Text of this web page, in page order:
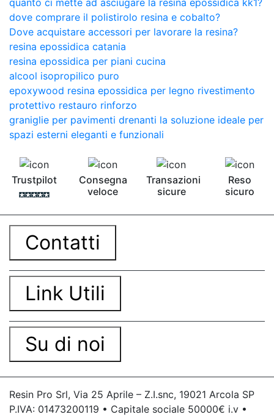
dove comprare il polistirolo resina e cobalto?
Dove acquistare accessori per lavorare la resina?
resina epossidica catania
resina epossidica per piani cucina
alcool isopropilico puro
epoxywood resina epossidica per legno rivestimento
protettivo restauro rinforzo
graniglie per pavimenti drenanti la soluzione ideale per
spazi esterni eleganti e funzionali
Trustpilot
Consegna
veloce
Transazioni
sicure
Reso
sicuro
Contatti
Link Utili
Su di noi
Resin Pro Srl, Via 25 Aprile – Z.I.snc, 19021 Arcola SP
P.IVA: 01473200119 • Capitale sociale 50000€ i.v •